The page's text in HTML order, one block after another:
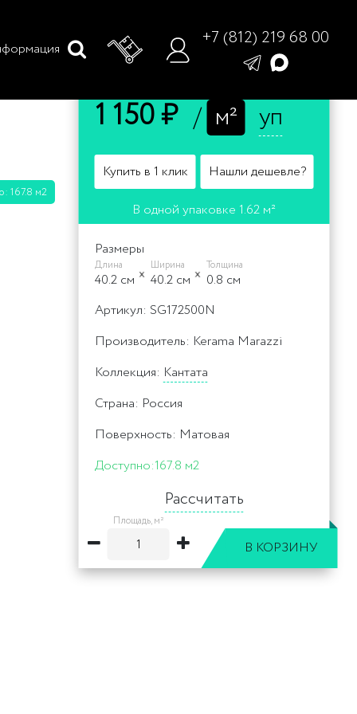
+7 (812) 219 68 00
167.8 м2
1 150 ₽ / м² уп
Купить в 1 клик Нашли дешевле?
В одной упаковке 1.62 м²
Размеры
Длина
40.2 cм
Ширина
40.2 cм
Толщина
0.8 cм
Артикул: SG172500N
Производитель: Kerama Marazzi
Коллекция: Кантата
Страна: Россия
Поверхность: Матовая
Доступно:167.8 м2
Рассчитать
Площадь, м²
В КОРЗИНУ